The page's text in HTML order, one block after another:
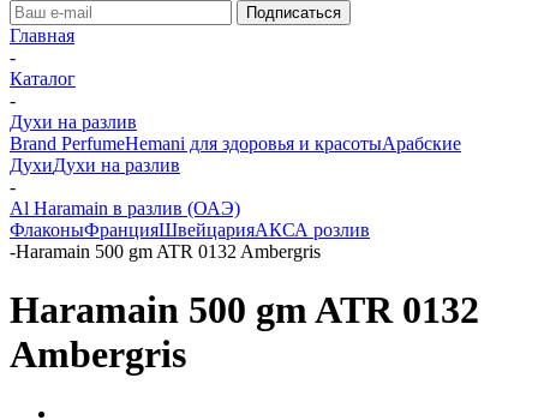
Главная
-
Каталог
-
Духи на разлив
Brand PerfumeHemani для здоровья и красотыАрабские
ДухиДухи на разлив
-
Al Haramain в разлив (ОАЭ)
ФлаконыФранцияШвейцарияАКСА розлив
-Haramain 500 gm ATR 0132 Ambergris
Haramain 500 gm ATR 0132
Ambergris